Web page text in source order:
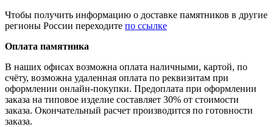
Чтобы получить информацию о доставке памятников в другие
регионы России переходите по ссылке
Оплата памятника
В наших офисах возможна оплата наличными, картой, по
счёту, возможна удаленная оплата по реквизитам при
оформлении онлайн-покупки. Предоплата при оформлении
заказа на типовое изделие составляет 30% от стоимости
заказа. Окончательный расчет производится по готовности
заказа.